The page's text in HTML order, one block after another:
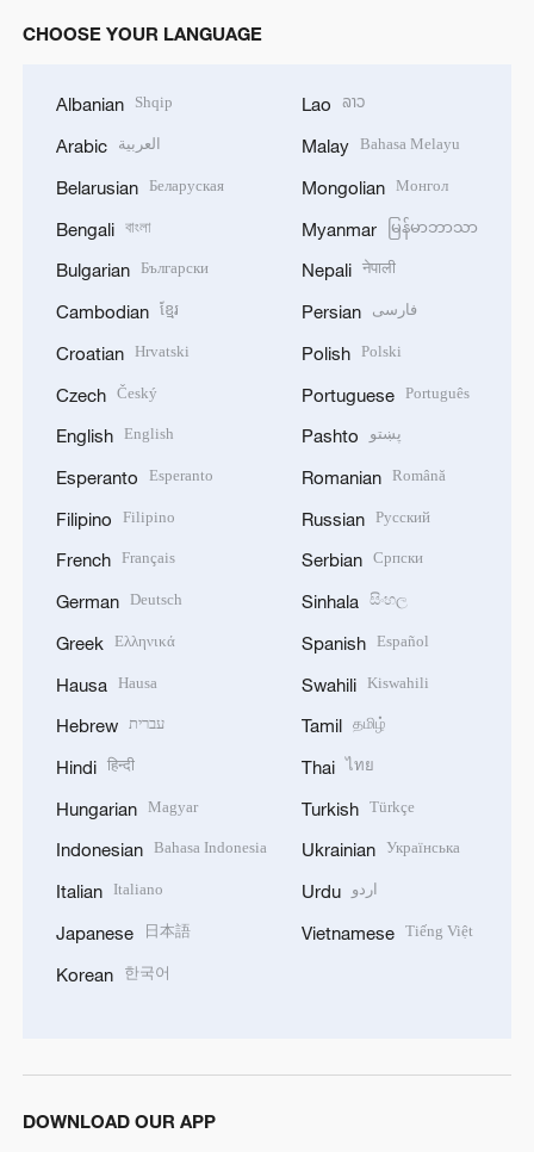
CHOOSE YOUR LANGUAGE
Albanian Shqip
Arabic العربية
Belarusian Беларуская
Bengali বাংলা
Bulgarian Български
Cambodian ខ្មែរ
Croatian Hrvatski
Czech Český
English English
Esperanto Esperanto
Filipino Filipino
French Français
German Deutsch
Greek Ελληνικά
Hausa Hausa
Hebrew עברית
Hindi हिन्दी
Hungarian Magyar
Indonesian Bahasa Indonesia
Italian Italiano
Japanese 日本語
Korean 한국어
Lao ລາວ
Malay Bahasa Melayu
Mongolian Монгол
Myanmar မြန်မာဘာသာ
Nepali नेपाली
Persian فارسی
Polish Polski
Portuguese Português
Pashto پښتو
Romanian Română
Russian Русский
Serbian Српски
Sinhala සිංහල
Spanish Español
Swahili Kiswahili
Tamil தமிழ்
Thai ไทย
Turkish Türkçe
Ukrainian Українська
Urdu اردو
Vietnamese Tiếng Việt
DOWNLOAD OUR APP